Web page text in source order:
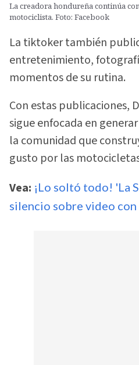
La creadora hondureña continúa
motociclista. Foto: Facebook
La tiktoker también
entretenimiento,
momentos de su rutina.
Con estas publicaciones,
sigue enfocada en
la comunidad que
gusto por las
Vea: ¡Lo soltó todo! 'La
silencio sobre video